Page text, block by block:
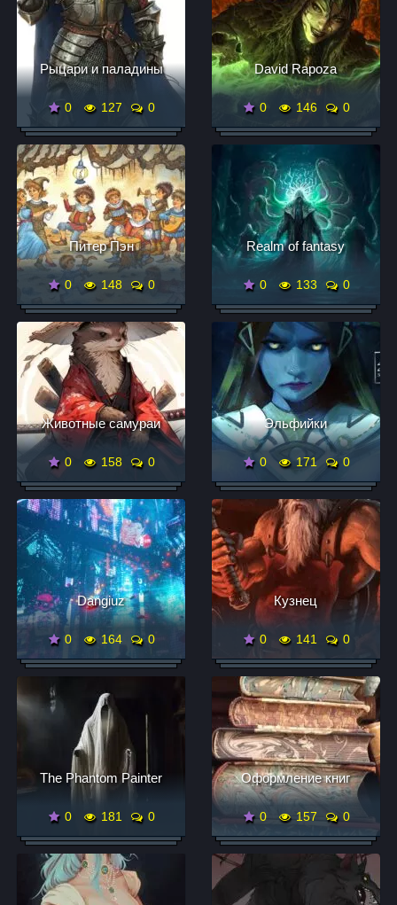
Рыцари и паладины
0 127 0
David Rapoza
0 146 0
Питер Пэн
0 148 0
Realm of fantasy
0 133 0
Животные самураи
0 158 0
Эльфийки
0 171 0
Dangiuz
0 164 0
Кузнец
0 141 0
The Phantom Painter
0 181 0
Оформление книг
0 157 0